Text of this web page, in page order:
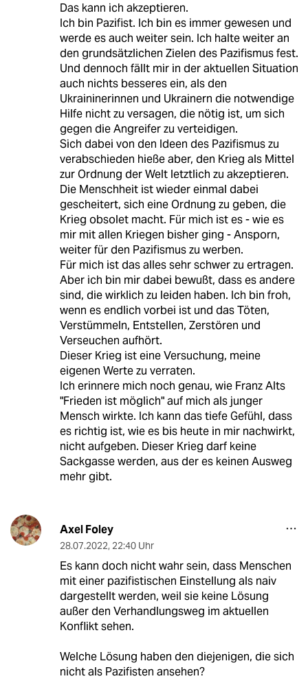
Das kann ich akzeptieren.
Ich bin Pazifist. Ich bin es immer gewesen und
werde es auch weiter sein. Ich halte weiter an
den grundsätzlichen Zielen des Pazifismus fest.
Und dennoch fällt mir in der aktuellen Situation
auch nichts besseres ein, als den
Ukraininerinnen und Ukrainern die notwendige
Hilfe nicht zu versagen, die nötig ist, um sich
gegen die Angreifer zu verteidigen.
Sich dabei von den Ideen des Pazifismus zu
verabschieden hieße aber, den Krieg als Mittel
zur Ordnung der Welt letztlich zu akzeptieren.
Die Menschheit ist wieder einmal dabei
gescheitert, sich eine Ordnung zu geben, die
Krieg obsolet macht. Für mich ist es - wie es
mir mit allen Kriegen bisher ging - Ansporn,
weiter für den Pazifismus zu werben.
Für mich ist das alles sehr schwer zu ertragen.
Aber ich bin mir dabei bewußt, dass es andere
sind, die wirklich zu leiden haben. Ich bin froh,
wenn es endlich vorbei ist und das Töten,
Verstümmeln, Entstellen, Zerstören und
Verseuchen aufhört.
Dieser Krieg ist eine Versuchung, meine
eigenen Werte zu verraten.
Ich erinnere mich noch genau, wie Franz Alts
"Frieden ist möglich" auf mich als junger
Mensch wirkte. Ich kann das tiefe Gefühl, dass
es richtig ist, wie es bis heute in mir nachwirkt,
nicht aufgeben. Dieser Krieg darf keine
Sackgasse werden, aus der es keinen Ausweg
mehr gibt.
Axel Foley
28.07.2022, 22:40 Uhr
Es kann doch nicht wahr sein, dass Menschen
mit einer pazifistischen Einstellung als naiv
dargestellt werden, weil sie keine Lösung
außer den Verhandlungsweg im aktuellen
Konflikt sehen.
Welche Lösung haben den diejenigen, die sich
nicht als Pazifisten ansehen?